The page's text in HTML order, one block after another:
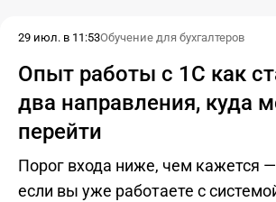
29 июл. в 11:53Обучение для бухгалтеров
Опыт работы с 1С как
два направления, куда
перейти
Порог входа ниже, чем кажется
если вы уже работаете с